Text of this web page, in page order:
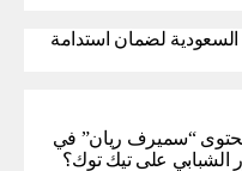
لضمان استدامة
“سميرف ريان” في
الشبابي على تيك توك؟